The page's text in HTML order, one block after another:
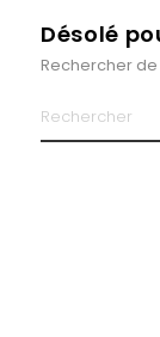
Désolé
Rechercher